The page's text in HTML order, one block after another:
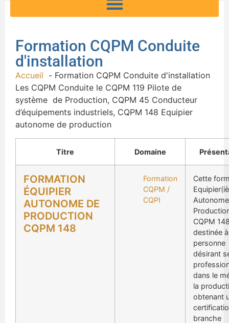
Formation CQPM Conduite
d'installation
Accueil
Formation CQPM Conduite d'installation
Les CQPM Conduite le CQPM 119 Pilote de
système de Production, CQPM 45 Conducteur
d’équipements industriels, CQPM 148 Equipier
autonome de production
Titre Domaine
FORMATION
ÉQUIPIER
AUTONOME DE
PRODUCTION
CQPM 148
Formation
CQPM /
CQPI
Cette
CQPM
destinée
personne
désirant
dans le
la
obtenant
branche